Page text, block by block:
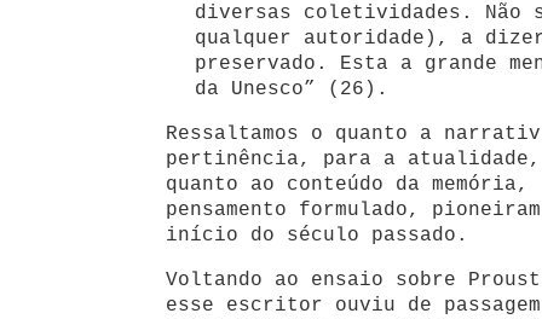
diversas coletividades. Não
qualquer autoridade), a
preservado. Esta a grande
da Unesco” (26).
Ressaltamos o quanto a
pertinência, para a
quanto ao conteúdo da
pensamento formulado,
início do século passado.
Voltando ao ensaio sobre
esse escritor ouviu de